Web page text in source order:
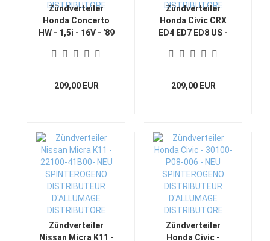
Zündverteiler
Honda Concerto
HW - 1,5i - 16V - '89
SPINTEROGENO
D'ALLUMAGE
DISTRIBUTORE
209,00 EUR
Zündverteiler
Honda Civic CRX
ED4 ED7 ED8 US -
SPINTEROGENO
D'ALLUMAGE
DISTRIBUTORE
209,00 EUR
Zündverteiler
Nissan Micra K11 -
Zündverteiler
Honda Civic -